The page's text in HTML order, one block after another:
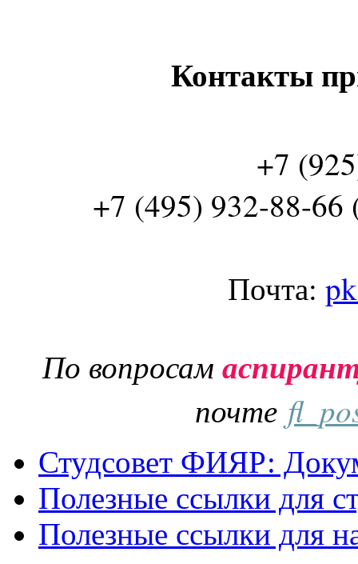
Контакты
+7
+7 (495) 932-88-66
Почта:
По вопросам
почте
Студсовет ФИЯР:
Полезные ссылки для
Полезные ссылки для